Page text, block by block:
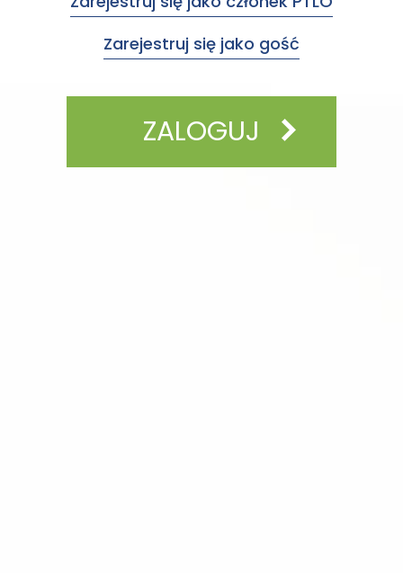
Zarejestruj się jako gość
ZALOGUJ